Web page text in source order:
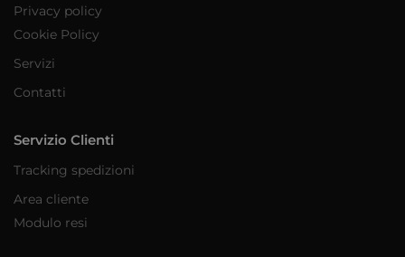
Privacy policy
Cookie Policy
Servizi
Contatti
Servizio Clienti
Tracking spedizioni
Area cliente
Modulo resi